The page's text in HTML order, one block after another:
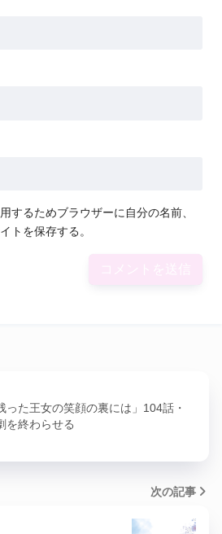
するためブラウザーに自分の名前、
トを保存する。
った王女の笑顔の裏には」104話・
を終わらせる
次の記事